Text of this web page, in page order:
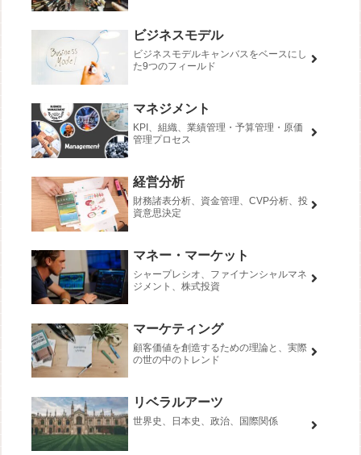
ビジネスモデル
ビジネスモデルキャンバスをベースにし
た9つのフィールド
マネジメント
KPI、組織、業績管理・予算管理・原価
管理プロセス
経営分析
財務諸表分析、資金管理、CVP分析、投
資意思決定
マネー・マーケット
シャープレシオ、ファイナンシャルマネ
ジメント、株式投資
マーケティング
顧客価値を創造するための理論と、実際
の世の中のトレンド
リベラルアーツ
世界史、日本史、政治、国際関係